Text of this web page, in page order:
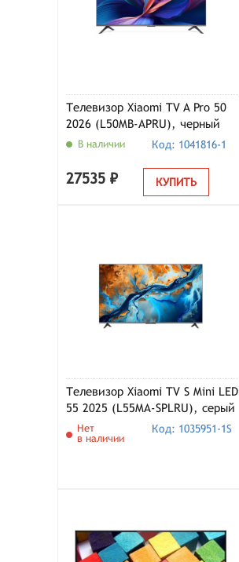
Телевизор Xiaomi TV A Pro 50
2026 (L50MB-APRU), черный
В наличии Код: 1041816-1
27535 ₽ КУПИТЬ
Телевизор Xiaomi TV S Mini LED
55 2025 (L55MA-SPLRU), серый
Нет
в наличии
Код: 1035951-1S